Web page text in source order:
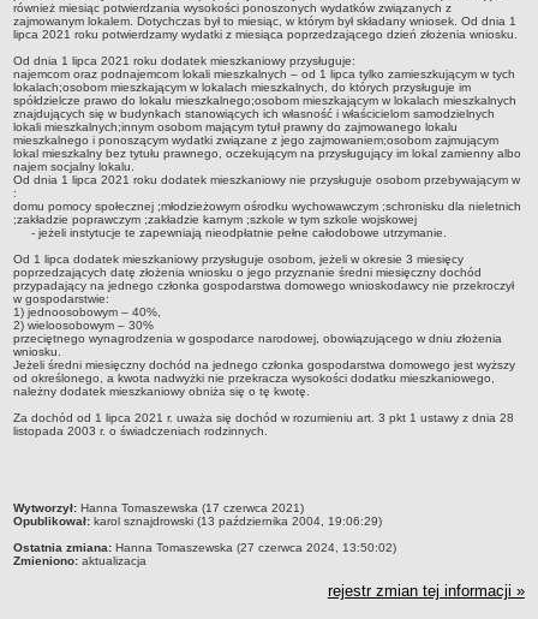
Uchwały
Protokoły
Zarządzenia Wójta Gminy
Zarządzenia Wójta Gminy 2005 r.
Opłaty i podatki
Inne dokumenty
FINANSE GMINY
Budżet
Majątek gminy
Dług publiczny
Sprawozdania budżetowe i finansowe
Przetargi
Zapytania ofertowe
Plan postępowań o udzielenie zamówień publicznych
Druki do pobrania
Informacji i komunikaty
Harmonogram wywozu odpadów komunalnych
również miesiąc potwierdzania wysokości ponoszonych wydatków związanych z
zajmowanym lokalem. Dotychczas był to miesiąc, w którym był składany wniosek. Od dnia 1
lipca 2021 roku potwierdzamy wydatki z miesiąca poprzedzającego dzień złożenia wniosku.
Od dnia 1 lipca 2021 roku dodatek mieszkaniowy przysługuje:
najemcom oraz podnajemcom lokali mieszkalnych – od 1 lipca tylko zamieszkującym w tych
lokalach;osobom mieszkającym w lokalach mieszkalnych, do których przysługuje im
spółdzielcze prawo do lokalu mieszkalnego;osobom mieszkającym w lokalach mieszkalnych
znajdujących się w budynkach stanowiących ich własność i właścicielom samodzielnych
lokali mieszkalnych;innym osobom mającym tytuł prawny do zajmowanego lokalu
mieszkalnego i ponoszącym wydatki związane z jego zajmowaniem;osobom zajmującym
lokal mieszkalny bez tytułu prawnego, oczekującym na przysługujący im lokal zamienny albo
najem socjalny lokalu.
Od dnia 1 lipca 2021 roku dodatek mieszkaniowy nie przysługuje osobom przebywającym w
:
domu pomocy społecznej ;młodzieżowym ośrodku wychowawczym ;schronisku dla nieletnich
;zakładzie poprawczym ;zakładzie karnym ;szkole w tym szkole wojskowej
- jeżeli instytucje te zapewniają nieodpłatnie pełne całodobowe utrzymanie.
Od 1 lipca dodatek mieszkaniowy przysługuje osobom, jeżeli w okresie 3 miesięcy
poprzedzających datę złożenia wniosku o jego przyznanie średni miesięczny dochód
przypadający na jednego członka gospodarstwa domowego wnioskodawcy nie przekroczył
w gospodarstwie:
1) jednoosobowym – 40%,
2) wieloosobowym – 30%
przeciętnego wynagrodzenia w gospodarce narodowej, obowiązującego w dniu złożenia
wniosku.
Jeżeli średni miesięczny dochód na jednego członka gospodarstwa domowego jest wyższy
od określonego, a kwota nadwyżki nie przekracza wysokości dodatku mieszkaniowego,
należny dodatek mieszkaniowy obniża się o tę kwotę.
Za dochód od 1 lipca 2021 r. uważa się dochód w rozumieniu art. 3 pkt 1 ustawy z dnia 28
listopada 2003 r. o świadczeniach rodzinnych.
metryczka
Wytworzył: Hanna Tomaszewska (17 czerwca 2021)
Opublikował: karol sznajdrowski (13 października 2004, 19:06:29)
Ostatnia zmiana: Hanna Tomaszewska (27 czerwca 2024, 13:50:02)
Zmieniono: aktualizacja
rejestr zmian tej informacji »